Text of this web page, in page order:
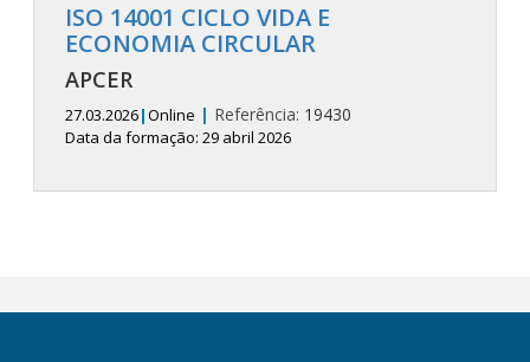
ISO 14001 CICLO VIDA E
ECONOMIA CIRCULAR
APCER
27.03.2026|Online | Referência: 19430
Data da formação: 29 abril 2026